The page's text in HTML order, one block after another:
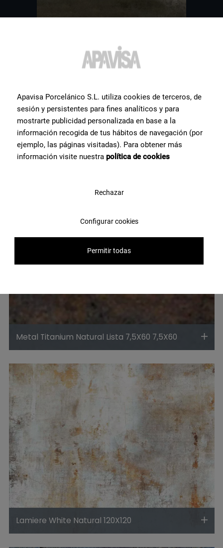
Metal Titanium Natural Lista 7,5X60 7,5X60
Lamiere White Natural 120X120
Altripiastrelleche
potrebbero interessarti
Ti mostriamo una selezione dei prodotti in ceramica più ricercati
dai nostri utenti.
Apavisa Porcelánico S.L. utiliza cookies de terceros, de
sesión y persistentes para fines analíticos y para
mostrarte publicidad personalizada en base a la
información recogida de tus hábitos de navegación (por
ejemplo, las páginas visitadas). Para obtener más
información visite nuestra política de cookies
Rechazar
Configurar cookies
Permitir todas